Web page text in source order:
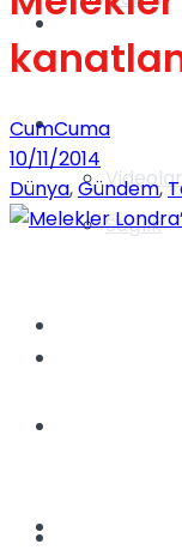
Videolar
Gündem
Yaşam
Sağlık
CumCuma
10/11/2014
Dünya,Gündem,